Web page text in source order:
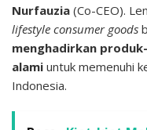
Nurfauzia (Co-CEO).
lifestyle consumer goods
menghadirkan
alami untuk memenuhi
Indonesia.